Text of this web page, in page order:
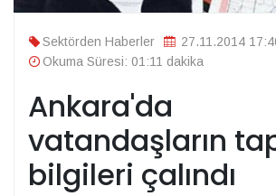
Sektörden Haberler
27.11.2014
Okuma Süresi: 01:11 dakika
Ankara'da
vatandaşların
bilgileri çalındı